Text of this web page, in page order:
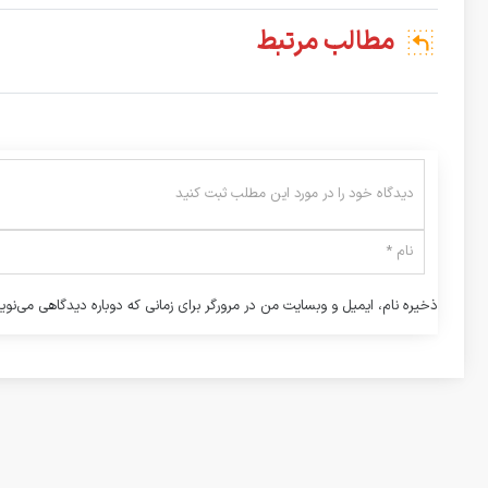
مطالب مرتبط
ذخیره نام، ایمیل و وبسایت من در مرورگر برای زمانی که دوباره دیدگاهی